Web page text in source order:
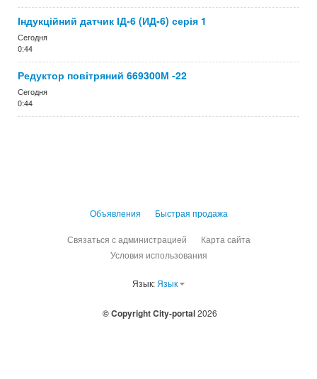
Індукційний датчик ІД-6 (ИД-6) серія 1
Сегодня
0:44
Редуктор повітряний 669300М -22
Сегодня
0:44
Объявления Быстрая продажа
Связаться с администрацией
Карта сайта
Условия использования
Язык: Язык
© Copyright City-portal2026